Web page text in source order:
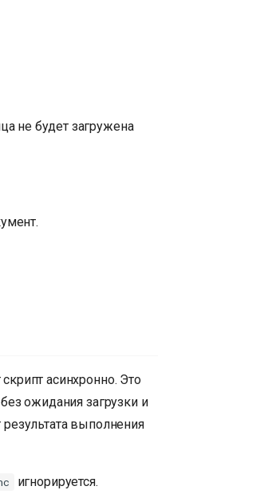
не будет загружена
асинхронно. Это
ожидания загрузки и
выполнения
игнорируется.